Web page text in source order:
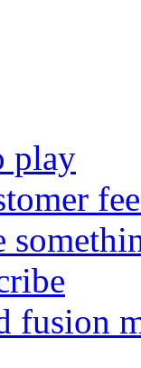
play
fusion